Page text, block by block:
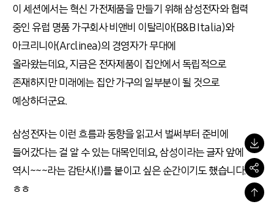
이 세션에서는 혁신 가전제품을 만들기 위해 삼성전자와 협력
중인 유럽 명품 가구회사 비앤비 이탈리아(B&B Italia)와
아크리니아(Arclinea)의 경영자가 무대에
올라왔는데요, 지금은 전자제품이 집안에서 독립적으로
존재하지만 미래에는 집안 가구의 일부분이 될 것으로
예상하더군요.
삼성전자는 이런 흐름과 동향을 읽고서 벌써부터 준비에
들어갔다는 걸 알 수 있는 대목인데요, 삼성이라는 글자 앞에
역시~~~라는 감탄사(!)를 붙이고 싶은 순간이기도 했습니다.
ㅎㅎ